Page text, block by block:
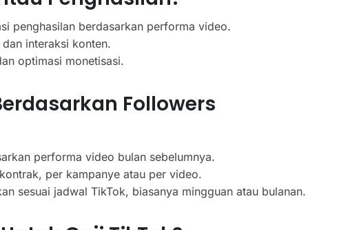
penghasilan berdasarkan performa video.
interaksi konten.
optimasi monetisasi.
Followers
performa video bulan sebelumnya.
per kampanye atau per video.
sesuai jadwal TikTok, biasanya mingguan atau bulanan.